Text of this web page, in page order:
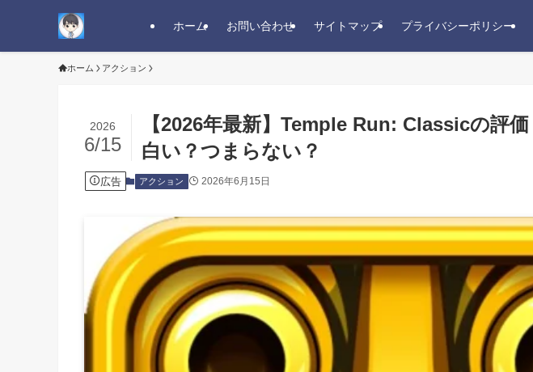
ホーム お問い合わせ サイトマップ プライバシーポリシー
ホーム アクション
【2026年最新】Temple Run: Classicの評
白い？つまらない？
2026
6/15
広告 アクション 2026年6月15日